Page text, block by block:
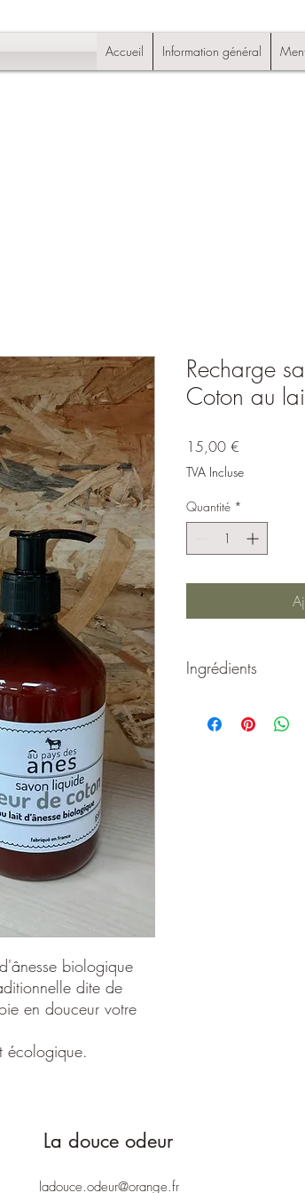
Accueil Information général
biologique
dite de
en douceur votre
écologique.
Recharge
Coton au
15,00 €
TVA Incluse
Quantité *
Ingrédients
PARFUM/
La douce odeur
ladouce.odeur@orange.fr